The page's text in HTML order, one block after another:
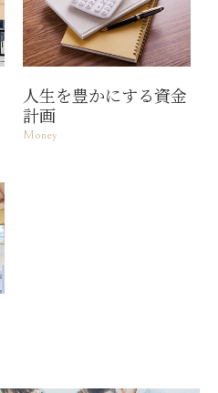
人生を豊かにする資金
計画
Money